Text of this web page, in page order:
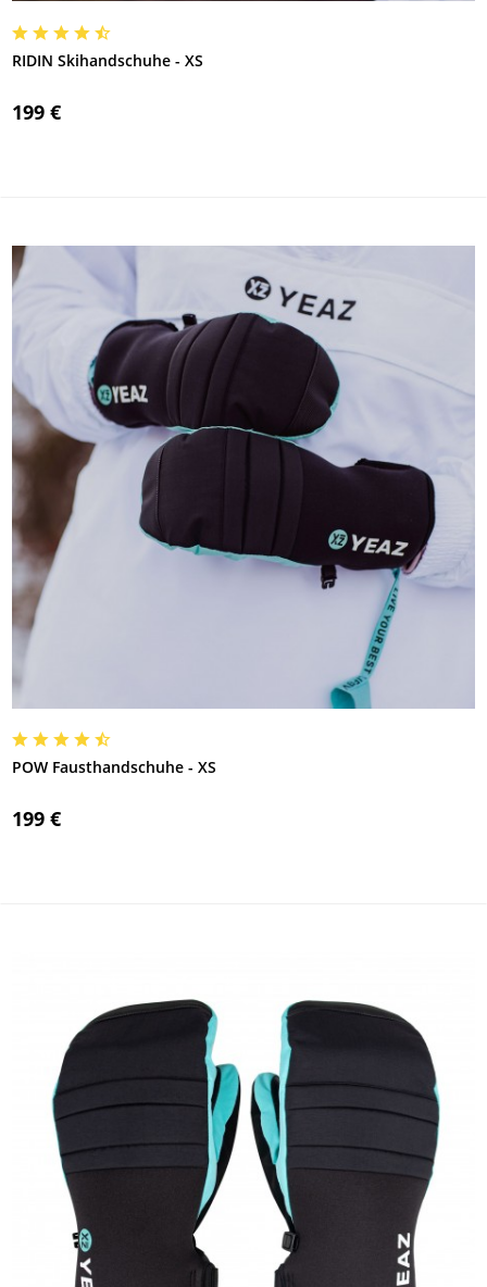
RIDIN Skihandschuhe - XS
199 €
POW Fausthandschuhe - XS
199 €